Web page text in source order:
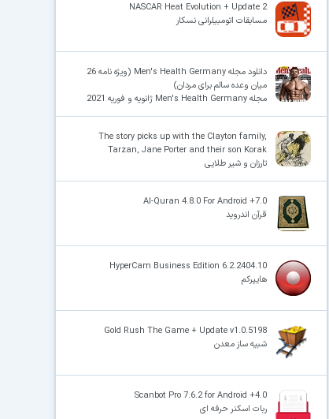
NASCAR Heat Evolution + Update 2
مسابقات اتومبیلرانی نسکار
دانلود مجله Men's Health Germany (ویژه نامه 26
میان وعده سالم برای مردان)
مجله Men's Health Germany ژانویه و فوریه 2021
The story picks up with the Clayton family,
Tarzan, Jane Porter and their son Korak
تارزان و شیر طلایی
Al-Quran 4.8.0 For Android +7.0
قرآن اندروید
HyperCam Business Edition 6.2.2404.10
هایپرکم
Gold Rush The Game + Update v1.0.5198
شبیه ساز معدن
Scanbot Pro 7.6.2 for Android +4.0
ربات اسکنر حرفه ای